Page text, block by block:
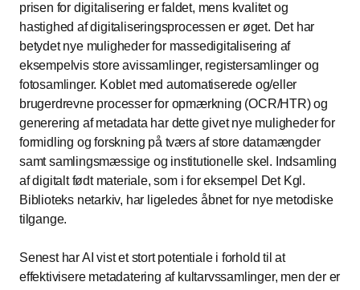
prisen for digitalisering er faldet, mens kvalitet og
hastighed af digitaliseringsprocessen er øget. Det har
betydet nye muligheder for massedigitalisering af
eksempelvis store avissamlinger, registersamlinger og
fotosamlinger. Koblet med automatiserede og/eller
brugerdrevne processer for opmærkning (OCR/HTR) og
generering af metadata har dette givet nye muligheder for
formidling og forskning på tværs af store datamængder
samt samlingsmæssige og institutionelle skel. Indsamling
af digitalt født materiale, som i for eksempel Det Kgl.
Biblioteks netarkiv, har ligeledes åbnet for nye metodiske
tilgange.
Senest har AI vist et stort potentiale i forhold til at
effektivisere metadatering af kultarvssamlinger, men der er